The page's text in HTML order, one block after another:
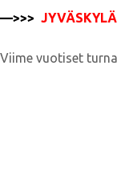
—>>>
Viime vuotiset